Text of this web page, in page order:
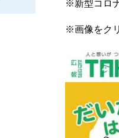
※新型コロ
※画像をク